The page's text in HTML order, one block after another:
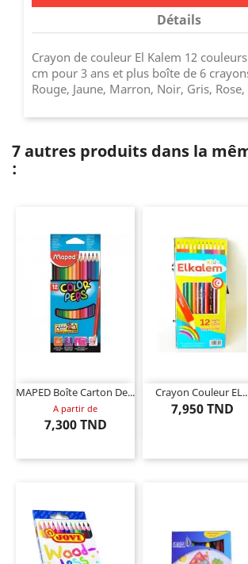
Détails
Crayon de couleur El Kalem 12
cm pour 3 ans et plus boîte de 6
Rouge, Jaune, Marron, Noir, Gris,
7 autres produits dans la
:
MAPED Boîte Carton De...
A partir de
7,300 TND
Crayon Couleur
7,950 TND